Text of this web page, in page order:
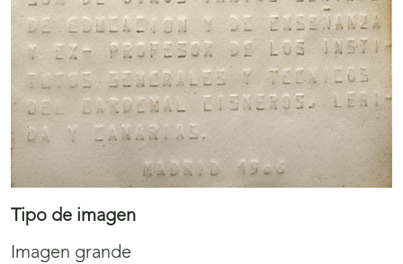
Tipo de imagen
Imagen grande